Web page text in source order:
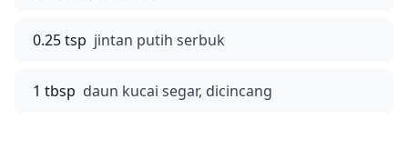
0.25 tsp jintan putih serbuk
1 tbsp daun kucai segar, dicincang